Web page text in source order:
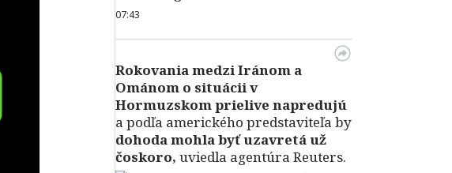
07:43
Rokovania medzi Iránom a
Ománom o situácii v
Hormuzskom prielive napredujú
a podľa amerického predstaviteľa by
dohoda mohla byť uzavretá už
čoskoro, uviedla agentúra Reuters.